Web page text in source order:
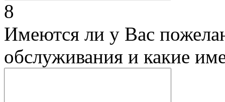
8
Имеются ли у Вас
обслуживания и какие